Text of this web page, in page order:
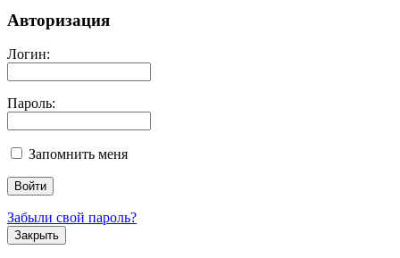
Авторизация
Логин:
Пароль:
Запомнить меня
Забыли свой пароль?
Закрыть